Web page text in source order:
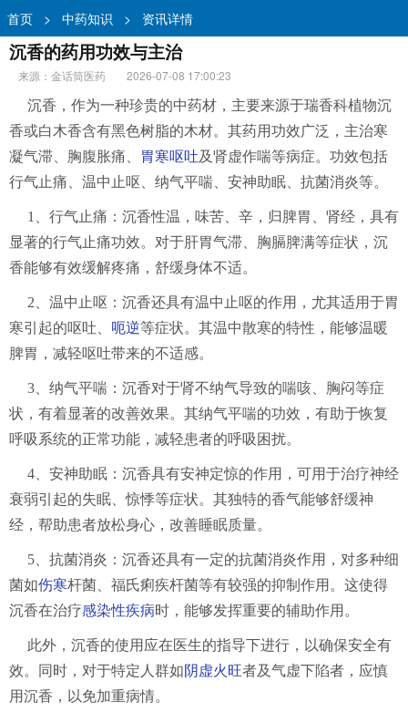
首页 > 中药知识 > 资讯详情
沉香的药用功效与主治
来源：金话筒医药
2026-07-08 17:00:23
沉香，作为一种珍贵的中药材，主要来源于瑞香科植物沉
香或白木香含有黑色树脂的木材。其药用功效广泛，主治寒
凝气滞、胸腹胀痛、
胃寒呕吐及肾虚作喘等病症。功效包括
行气止痛、温中止呕、纳气平喘、安神助眠、抗菌消炎等。
1、行气止痛：沉香性温，味苦、辛，归脾胃、肾经，具有
显著的行气止痛功效。对于肝胃气滞、胸膈脾满等症状，沉
香能够有效缓解疼痛，舒缓身体不适。
2、温中止呕：沉香还具有温中止呕的作用，尤其适用于胃
寒引起的呕吐、 呃逆等症状。其温中散寒的特性，能够温暖
脾胃，减轻呕吐带来的不适感。
3、纳气平喘：沉香对于肾不纳气导致的喘咳、胸闷等症
状，有着显著的改善效果。其纳气平喘的功效，有助于恢复
呼吸系统的正常功能，减轻患者的呼吸困扰。
4、安神助眠：沉香具有安神定惊的作用，可用于治疗神经
衰弱引起的失眠、惊悸等症状。其独特的香气能够舒缓神
经，帮助患者放松身心，改善睡眠质量。
5、抗菌消炎：沉香还具有一定的抗菌消炎作用，对多种细
菌如伤寒杆菌、福氏痢疾杆菌等有较强的抑制作用。这使得
沉香在治疗感染性疾病时，能够发挥重要的辅助作用。
此外，沉香的使用应在医生的指导下进行，以确保安全有
效。同时，对于特定人群如阴虚火旺者及气虚下陷者，应慎
用沉香，以免加重病情。